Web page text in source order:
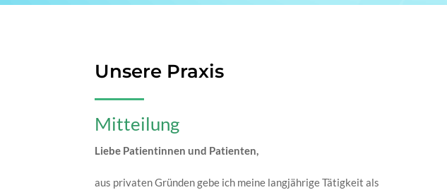
Unsere Praxis
Mitteilung
Liebe Patientinnen und Patienten,
aus privaten Gründen gebe ich meine langjährige Tätigkeit als